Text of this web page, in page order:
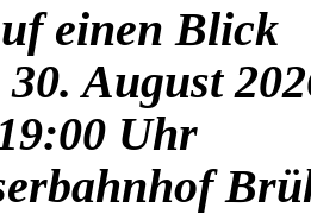
einen Blick
August
Uhr